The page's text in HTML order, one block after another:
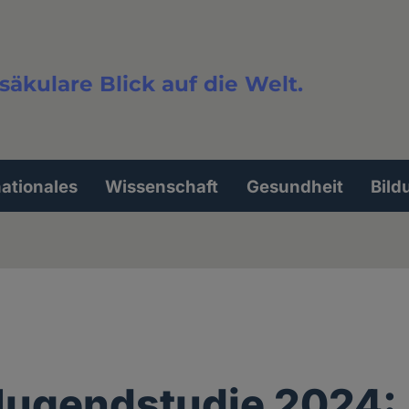
Blick auf die Welt.
Wissenschaft Gesundheit